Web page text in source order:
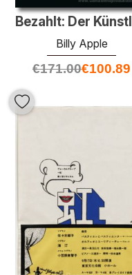
Billy Apple
€171.00€100.89